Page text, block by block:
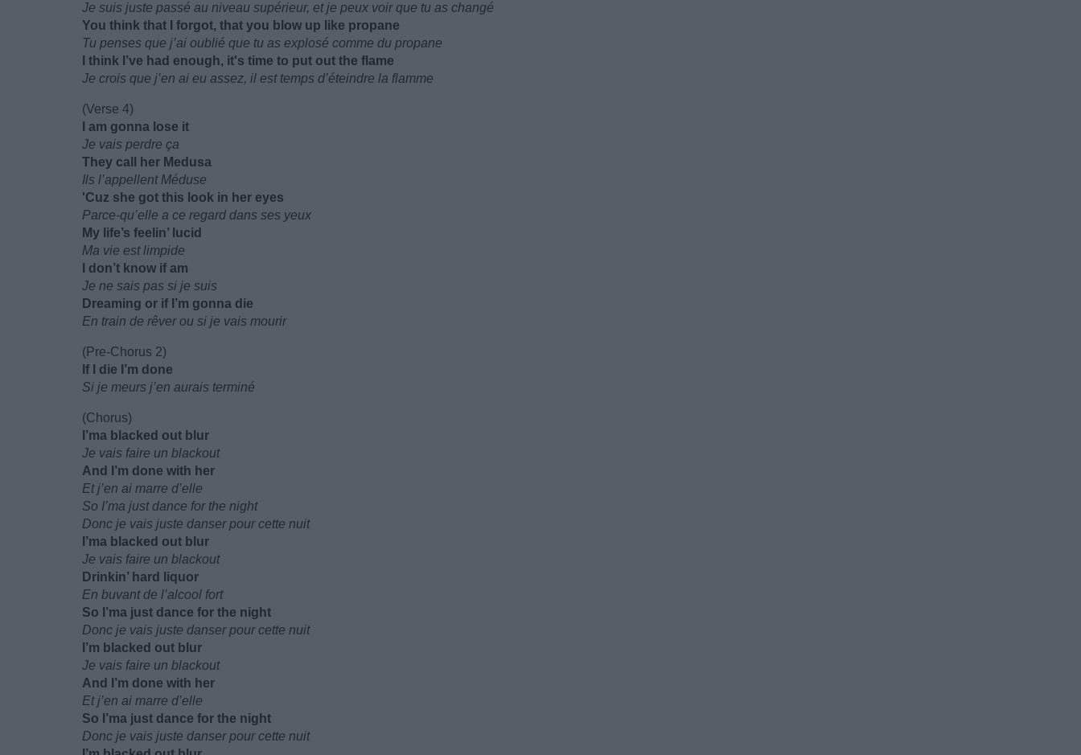
Je suis juste passé au niveau supérieur, et je peux voir que tu as changé
You think that I forgot, that you blow up like propane
Tu penses que j’ai oublié que tu as explosé comme du propane
I think I’ve had enough, it's time to put out the flame
Je crois que j’en ai eu assez, il est temps d’éteindre la flamme
(Verse 4)
I am gonna lose it
Je vais perdre ça
They call her Medusa
Ils l’appellent Méduse
'Cuz she got this look in her eyes
Parce-qu’elle a ce regard dans ses yeux
My life’s feelin’ lucid
Ma vie est limpide
I don’t know if am
Je ne sais pas si je suis
Dreaming or if I’m gonna die
En train de rêver ou si je vais mourir
(Pre-Chorus 2)
If I die I’m done
Si je meurs j’en aurais terminé
(Chorus)
I’ma blacked out blur
Je vais faire un blackout
And I’m done with her
Et j’en ai marre d’elle
So I’ma just dance for the night
Donc je vais juste danser pour cette nuit
I’ma blacked out blur
Je vais faire un blackout
Drinkin’ hard liquor
En buvant de l’alcool fort
So I’ma just dance for the night
Donc je vais juste danser pour cette nuit
I’m blacked out blur
Je vais faire un blackout
And I’m done with her
Et j’en ai marre d’elle
So I’ma just dance for the night
Donc je vais juste danser pour cette nuit